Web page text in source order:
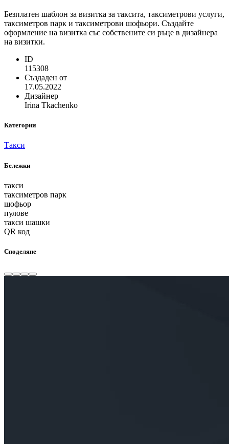
Безплатен шаблон за визитка за таксита, таксиметрови услуги,
таксиметров парк и таксиметрови шофьори. Създайте
оформление на визитка със собствените си ръце в дизайнера
на визитки.
ID
115308
Създаден от
17.05.2022
Дизайнер
Irina Tkachenko
Категории
Такси
Бележки
такси
таксиметров парк
шофьор
пулове
такси шашки
QR код
Споделяне